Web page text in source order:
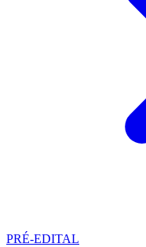
PRÉ-EDITAL